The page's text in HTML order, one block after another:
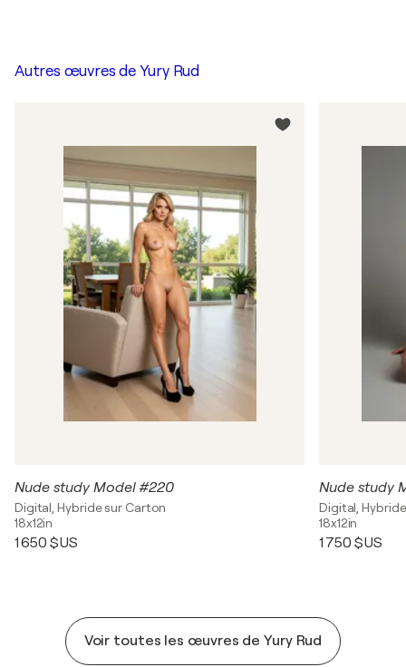
Autres œuvres de Yury Rud
Nude study Model #220
Digital, Hybride sur Carton
18x12in
1 650 $US
Nude study
Digital,
18x12in
1 750 $US
Voir toutes les œuvres de Yury Rud